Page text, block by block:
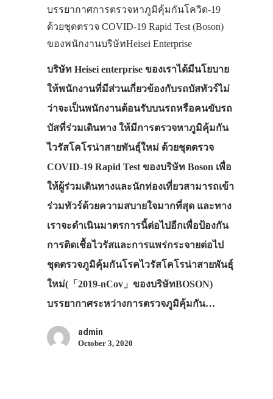
บรรยากาศการตรวจหาภูมิคุ้มกันโควิด-19
ด้วยชุดตรวจ COVID-19 Rapid Test (Boson)
ของพนักงานบริษัทHeisei Enterprise
บริษัท Heisei enterprise ของเราได้มีนโยบาย
ให้พนักงานที่มีส่วนเกี่ยวข้องกับรถบัสทัวร์ไม่
ว่าจะเป็นพนักงานต้อนรับบนรถหรือคนขับรถ
บัสที่ร่วมเดินทาง ให้มีการตรวจหาภูมิคุ้มกัน
ไวรัสโคโรน่าสายพันธุ์ใหม่ ด้วยชุดตรวจ
COVID-19 Rapid Test ของบริษัท Boson เพื่อ
ให้ผู้ร่วมเดินทางและนักท่องเที่ยวสามารถเข้า
ร่วมทัวร์ด้วยความสบายใจมากที่สุด และทาง
เราจะดำเนินมาตรการนี้ต่อไปอีกเพื่อป้องกัน
การติดเชื้อไวรัสและการแพร่กระจายต่อไป
ชุดตรวจภูมิคุ้มกันโรคไวรัสโคโรน่าสายพันธุ์
ใหม่(「2019-nCov」ของบริษัทBOSON)
บรรยากาศระหว่างการตรวจภูมิคุ้มกัน…
admin
October 3, 2020